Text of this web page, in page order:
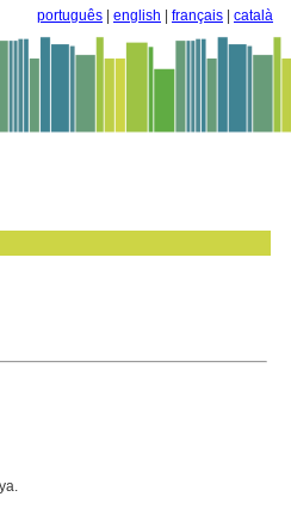
português english français català